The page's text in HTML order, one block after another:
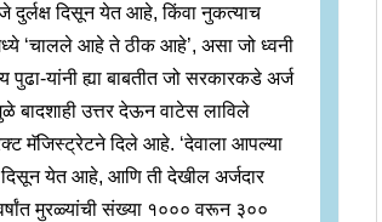
दुर्लक्ष दिसून येत आहे, किंवा नुकत्याच
‘चालले आहे ते ठीक आहे’, असा जो ध्वनी
यांनी ह्या बाबतीत जो सरकारकडे अर्ज
बादशाही उत्तर देऊन वाटेस लाविले
मॅजिस्ट्रेटने दिले आहे. ‘देवाला आपल्या
दिसून येत आहे, आणि ती देखील अर्जदार
वर्षांत मुरळ्यांची संख्या १००० वरून ३००